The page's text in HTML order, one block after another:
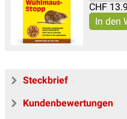
CHF
Steckbrief
Kundenbewertungen